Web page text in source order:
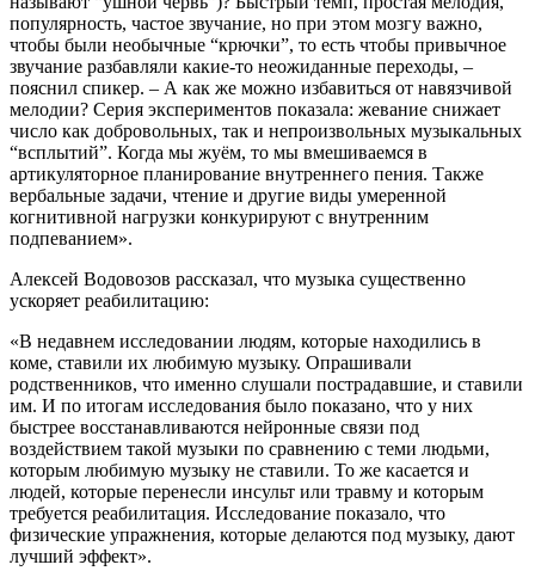
популярность, частое звучание, но при этом мозгу важно,
чтобы были необычные “крючки”, то есть чтобы привычное
звучание разбавляли какие-то неожиданные переходы, –
пояснил спикер. – А как же можно избавиться от навязчивой
мелодии? Серия экспериментов показала: жевание снижает
число как добровольных, так и непроизвольных музыкальных
“всплытий”. Когда мы жуём, то мы вмешиваемся в
артикуляторное планирование внутреннего пения. Также
вербальные задачи, чтение и другие виды умеренной
когнитивной нагрузки конкурируют с внутренним
подпеванием».
Алексей Водовозов рассказал, что музыка существенно
ускоряет реабилитацию:
«В недавнем исследовании людям, которые находились в
коме, ставили их любимую музыку. Опрашивали
родственников, что именно слушали пострадавшие, и ставили
им. И по итогам исследования было показано, что у них
быстрее восстанавливаются нейронные связи под
воздействием такой музыки по сравнению с теми людьми,
которым любимую музыку не ставили. То же касается и
людей, которые перенесли инсульт или травму и которым
требуется реабилитация. Исследование показало, что
физические упражнения, которые делаются под музыку, дают
лучший эффект».